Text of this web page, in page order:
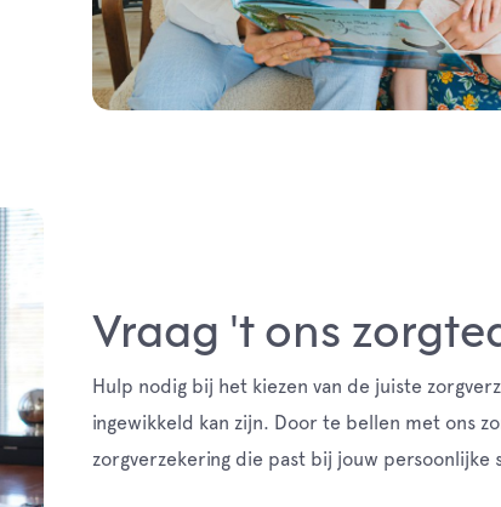
Vraag 't ons
Hulp nodig bij het kiezen van de juiste
ingewikkeld kan zijn. Door te bellen met ons
zorgverzekering die past bij jouw